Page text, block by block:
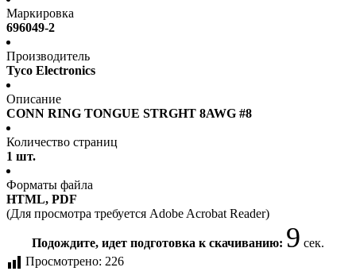
Маркировка
696049-2
Производитель
Tyco Electronics
Описание
CONN RING TONGUE STRGHT 8AWG #8
Количество страниц
1 шт.
Форматы файла
HTML, PDF
(Для просмотра требуется Adobe Acrobat Reader)
Подождите, идет подготовка к скачиванию: 9 сек.
Просмотрено: 226